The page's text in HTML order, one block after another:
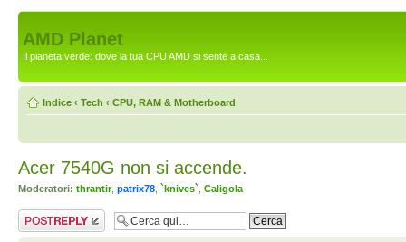
AMD Planet
Il pianeta verde: dove la tua CPU AMD si sente a casa...
Indice ‹ Tech ‹ CPU, RAM & Motherboard
Acer 7540G non si accende.
Moderatori: thrantir, patrix78 `knives` Caligola
Rispondi al
messaggio